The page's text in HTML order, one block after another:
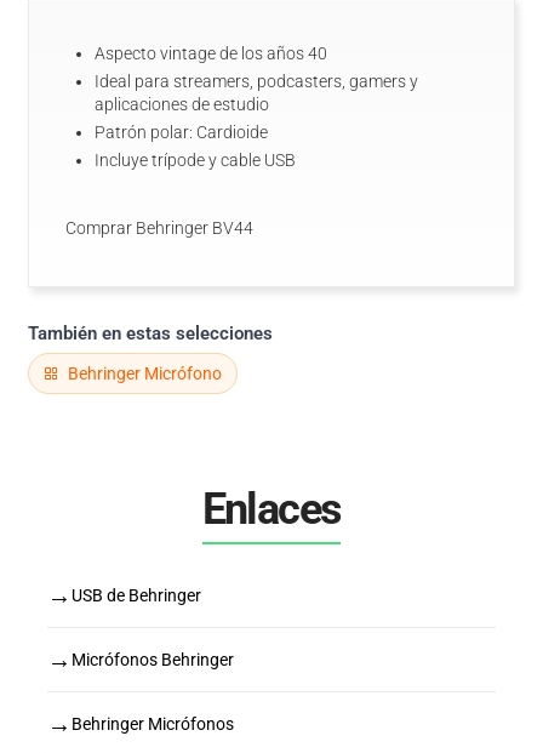
Aspecto vintage de los años 40
Ideal para streamers, podcasters, gamers y
aplicaciones de estudio
Patrón polar: Cardioide
Incluye trípode y cable USB
Comprar Behringer BV44
También en estas selecciones
Behringer Micrófono
Enlaces
→ USB de Behringer
→ Micrófonos Behringer
→ Behringer Micrófonos